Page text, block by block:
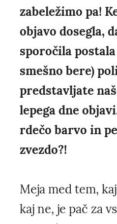
zabeležimo pa!
objavo dosegla,
sporočila
smešno bere)
predstavljate
lepega dne
rdečo barvo in
zvezdo?!
Meja med tem,
kaj ne, je pač za